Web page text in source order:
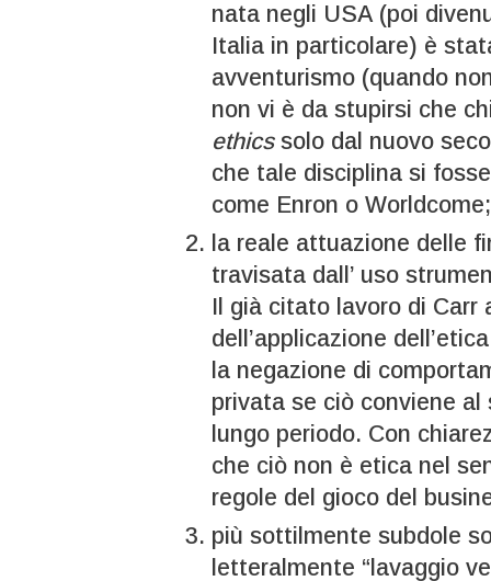
nata negli USA (poi
Italia in particolare) è
avventurismo (quando
non vi è da stupirsi che
ethicssolo dal nuovo
che tale disciplina si
come Enron o Worldcome;
la reale attuazione delle
travisata dall’ uso
Il già citato lavoro di Carr
dell’applicazione
la negazione di
privata se ciò conviene
lungo periodo. Con
che ciò non è etica nel
regole del gioco del
più sottilmente subdole
letteralmente “lavaggio